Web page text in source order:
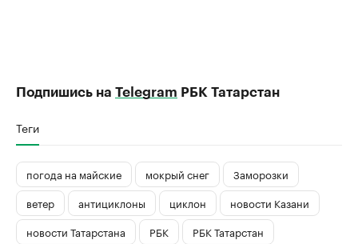
Подпишись на Telegram РБК Татарстан
Теги
погода на майские мокрый снег
Заморозки
ветер
антициклоны циклон
новости Казани
новости Татарстана
РБК РБК Татарстан